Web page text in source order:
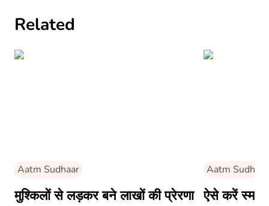
Related
Aatm Sudhaar
मुश्किलों से लड़कर बने लाखों की प्रेरणा
Aatm Sudhaar
ऐसे करें